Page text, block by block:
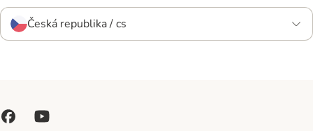
Česká republika / cs